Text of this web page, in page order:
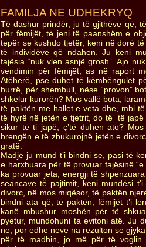
FAMILJA NE UDHEKRYQ
Të dashur prindër, ju të gjithëve që,
për fëmijët, të jeni të paanshëm e
tepër se kushdo tjetër, keni në dorë
të individëve që ndahen. Ju keni
fajësia “nuk vlen asnjë grosh”. Ajo
vendimin për fëmijët, as në raport
Atëherë, pse duhet të këmbëngulet
burrë, për shembull, nëse “provon”
shkelur kurorën? Mos vallë bota,
të paktën me hallet e veta dhe, mbi
të hyrë në jetën e tjetrit, do të të japë
sikur të ti japë, ç’të duhen ato?
brengën e të zbukurojnë jetën e
gratë.
Madje ju mund t’i bindni se, pasi të
e harxhuara për të provuar fajësinë “e
ka provuar jeta, energji të
seancave të pajtimit, keni mundësi
divorc, në mos miqësor, të paktën
bindni ata që, të paktën, fëmijët t’i
kanë mbushur moshën për të
pyetur, mundohuni ta evitoni atë. Ju
ne, por edhe neve na rezulton se
për të madhin, jo më për të